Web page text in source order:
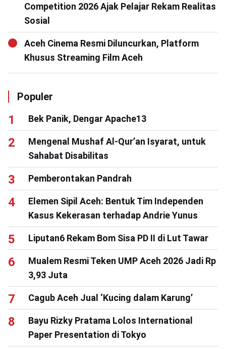
Competition 2026 Ajak Pelajar Rekam Realitas
Sosial
Aceh Cinema Resmi Diluncurkan, Platform
Khusus Streaming Film Aceh
Populer
Bek Panik, Dengar Apache13
Mengenal Mushaf Al-Qur’an Isyarat, untuk
Sahabat Disabilitas
Pemberontakan Pandrah
Elemen Sipil Aceh: Bentuk Tim Independen
Kasus Kekerasan terhadap Andrie Yunus
Liputan6 Rekam Bom Sisa PD II di Lut Tawar
Mualem Resmi Teken UMP Aceh 2026 Jadi Rp
3,93 Juta
Cagub Aceh Jual ‘Kucing dalam Karung’
Bayu Rizky Pratama Lolos International
Paper Presentation di Tokyo